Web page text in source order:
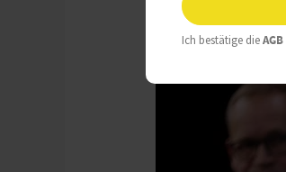
Ich bestätige dieAGB